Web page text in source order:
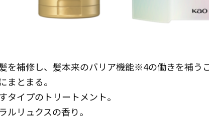
を補修し、髪本来のバリア機能※4の働きを補う
まとまる。
タイプのトリートメント。
ルリュクスの香り。